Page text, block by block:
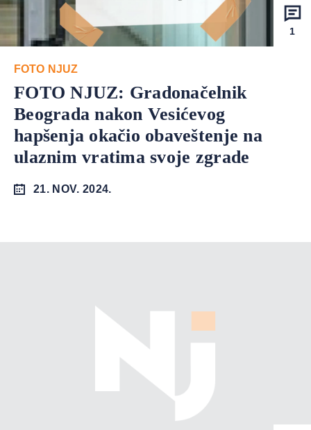
1
FOTO NJUZ
FOTO NJUZ: Gradonačelnik
Beograda nakon Vesićevog
hapšenja okačio obaveštenje na
ulaznim vratima svoje zgrade
21. NOV. 2024.